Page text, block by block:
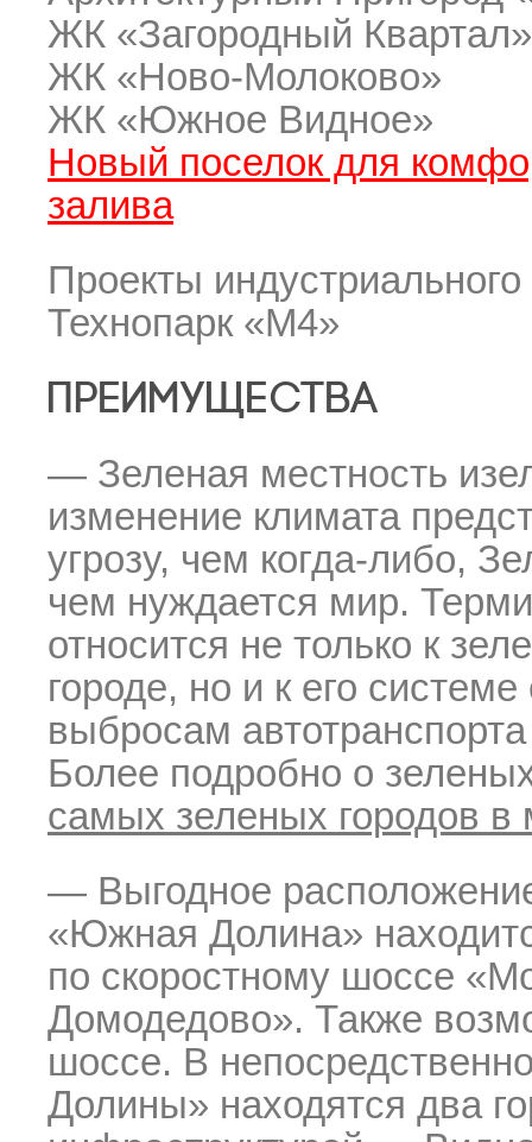
ЖК «Загородный Квартал»
ЖК «Ново-Молоково»
ЖК «Южное Видное»
Новый поселок для
залива
Проекты
Технопарк «М4»
ПРЕИМУЩЕСТВА
— Зеленая местность
изменение климата
угрозу, чем когда-либо,
чем нуждается мир.
относится не только к
городе, но и к его
выбросам
Более подробно о
самых зеленых городов в
— Выгодное
«Южная Долина»
по скоростному шоссе
Домодедово». Также
шоссе. В
Долины» находятся два